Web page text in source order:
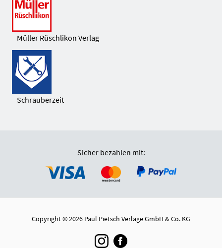
Müller Rüschlikon Verlag
Schrauberzeit
Sicher bezahlen mit:
Copyright © 2026 Paul Pietsch Verlage GmbH & Co. KG